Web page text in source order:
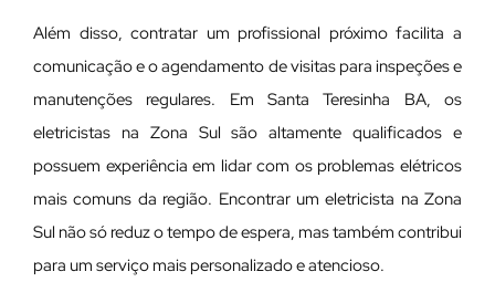
Além disso, contratar um profissional próximo facilita a
comunicação e o agendamento de visitas para inspeções e
manutenções regulares. Em Santa Teresinha BA, os
eletricistas na Zona Sul são altamente qualificados e
possuem experiência em lidar com os problemas elétricos
mais comuns da região. Encontrar um eletricista na Zona
Sul não só reduz o tempo de espera, mas também contribui
para um serviço mais personalizado e atencioso.